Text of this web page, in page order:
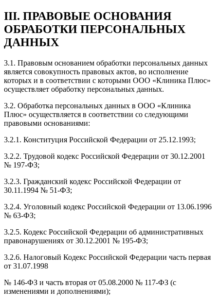
III. ПРАВОВЫЕ ОСНОВАНИЯ
ОБРАБОТКИ ПЕРСОНАЛЬНЫХ
ДАННЫХ
3.1. Правовым основанием обработки персональных данных
является совокупность правовых актов, во исполнение
которых и в соответствии с которыми ООО «Клиника Плюс»
осуществляет обработку персональных данных.
3.2. Обработка персональных данных в ООО «Клиника
Плюс» осуществляется в соответствии со следующими
правовыми основаниями:
3.2.1. Конституция Российской Федерации от 25.12.1993;
3.2.2. Трудовой кодекс Российской Федерации от 30.12.2001
№ 197-ФЗ;
3.2.3. Гражданский кодекс Российской Федерации от
30.11.1994 № 51-ФЗ;
3.2.4. Уголовный кодекс Российской Федерации от 13.06.1996
№ 63-ФЗ;
3.2.5. Кодекс Российской Федерации об административных
правонарушениях от 30.12.2001 № 195-ФЗ;
3.2.6. Налоговый Кодекс Российской Федерации часть первая
от 31.07.1998
№ 146-ФЗ и часть вторая от 05.08.2000 № 117-ФЗ (с
изменениями и дополнениями);